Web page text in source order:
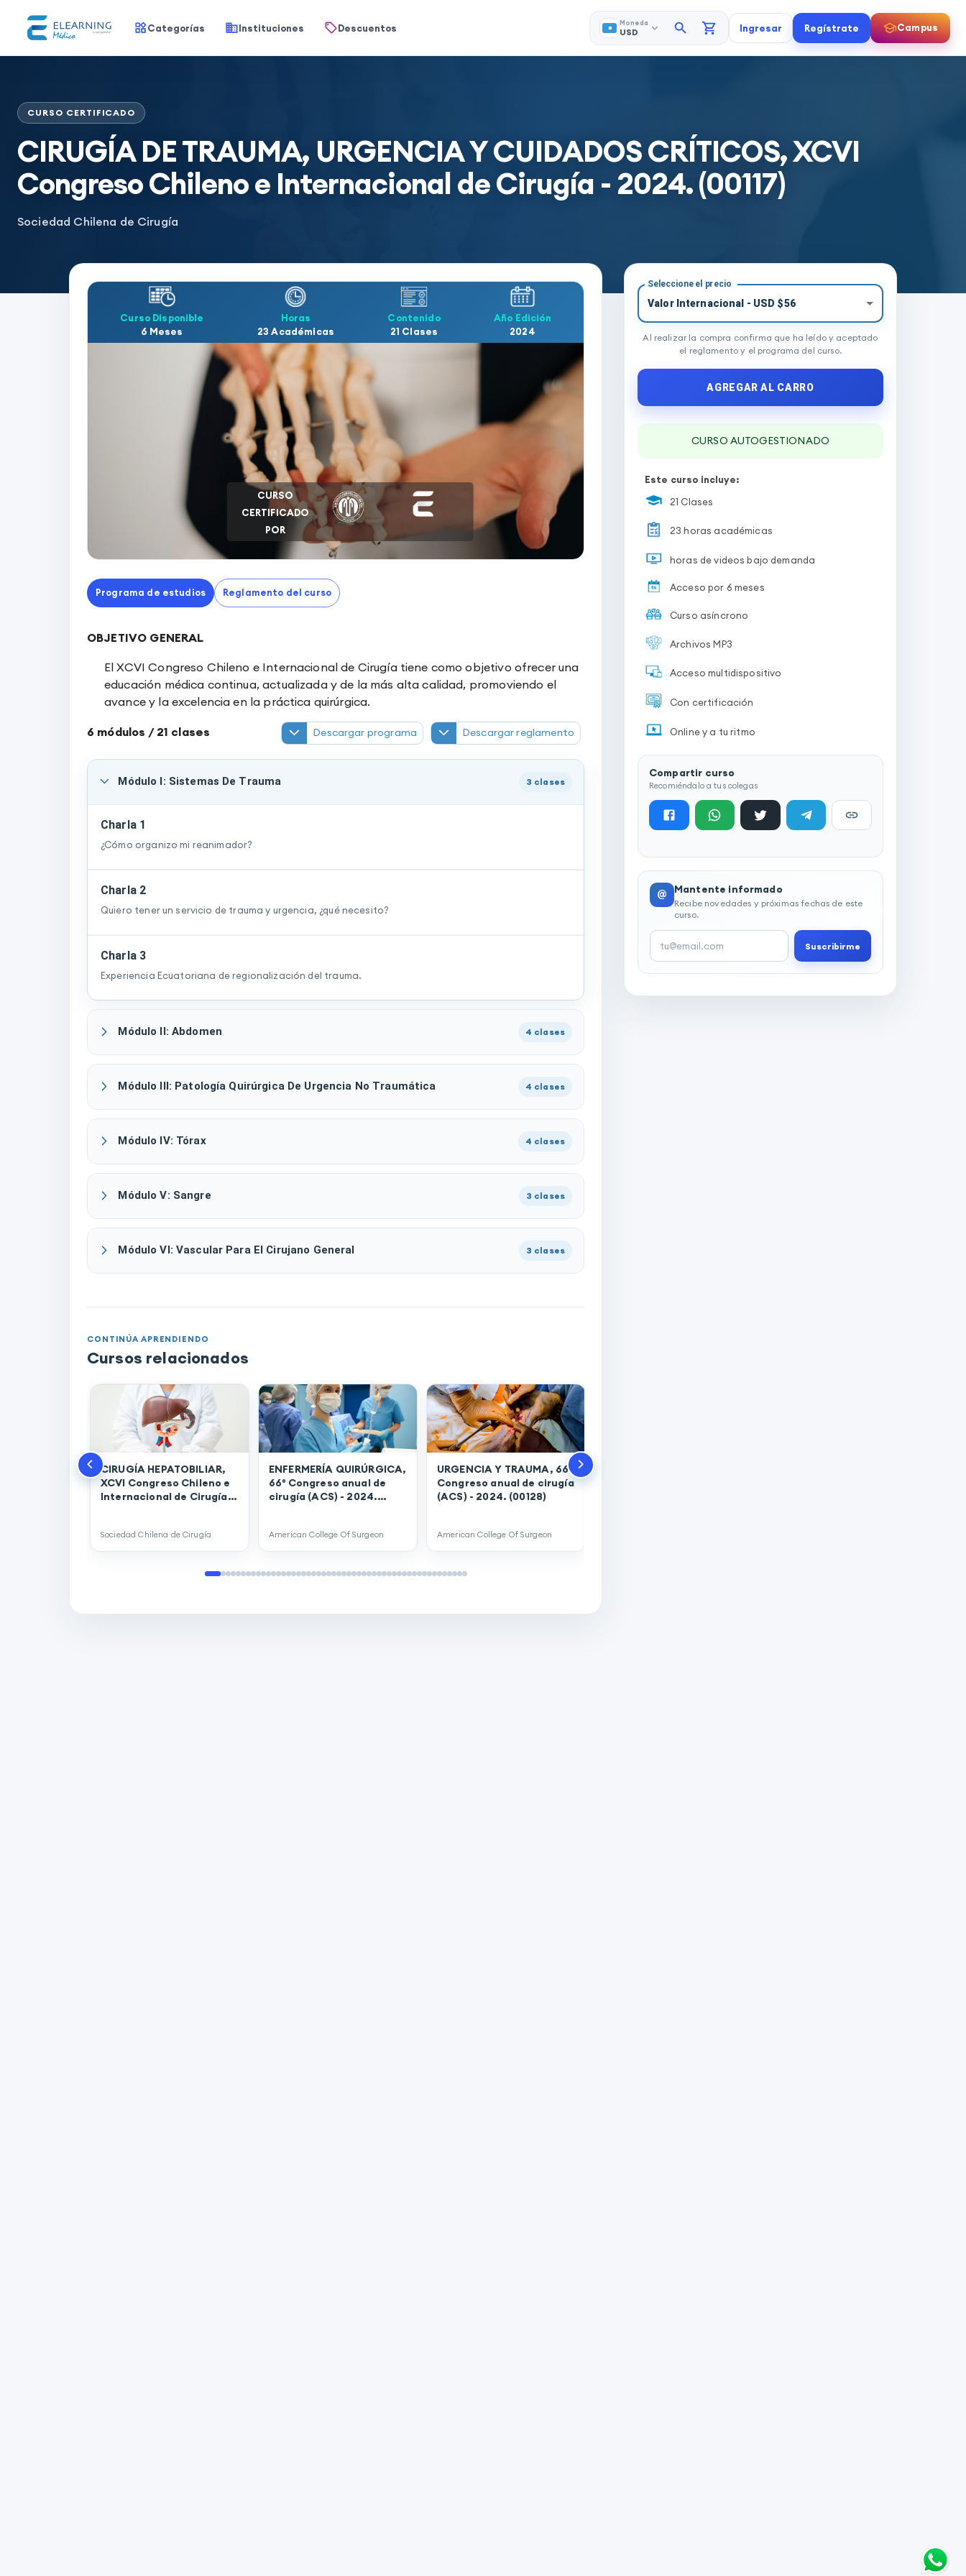
Categorías Instituciones Descuentos Moneda
USD Ingresar Regístrate Campus
CURSO CERTIFICADO
CIRUGÍA DE TRAUMA, URGENCIA Y CUIDADOS CRÍTICOS, XCVI
Congreso Chileno e Internacional de Cirugía - 2024. (00117)
Sociedad Chilena de Cirugía
Curso Disponible
6 Meses
Horas
23 Académicas
Contenido
21 Clases
Año Edición
2024
CURSO
CERTIFICADO
POR
Programa de estudios Reglamento del curso
OBJETIVO GENERAL
El XCVI Congreso Chileno e Internacional de Cirugía tiene como objetivo ofrecer una
educación médica continua, actualizada y de la más alta calidad, promoviendo el
avance y la excelencia en la práctica quirúrgica.
6 módulos / 21 clases Descargar programa Descargar reglamento
Módulo I: Sistemas De Trauma 3 clases
Charla 1
¿Cómo organizo mi reanimador?
Charla 2
Quiero tener un servicio de trauma y urgencia, ¿qué necesito?
Charla 3
Experiencia Ecuatoriana de regionalización del trauma.
Módulo II: Abdomen 4 clases
Módulo III: Patología Quirúrgica De Urgencia No Traumática 4 clases
Módulo IV: Tórax 4 clases
Módulo V: Sangre 3 clases
Módulo VI: Vascular Para El Cirujano General 3 clases
CONTINÚA APRENDIENDO
Cursos relacionados
CIRUGÍA HEPATOBILIAR,
XCVI Congreso Chileno e
Internacional de Cirugía -
Sociedad Chilena de Cirugía
ENFERMERÍA QUIRÚRGICA,
66° Congreso anual de
cirugía (ACS) - 2024.
American College Of Surgeon
URGENCIA Y TRAUMA, 66°
Congreso anual de cirugía
(ACS) - 2024. (00128)
American College Of Surgeon
Seleccione el precio
Valor Internacional - USD $56
Al realizar la compra confirma que ha leído y aceptado
el reglamento y el programa del curso.
AGREGAR AL CARRO
CURSO AUTOGESTIONADO
Este curso incluye:
21 Clases
23 horas académicas
horas de videos bajo demanda
Acceso por 6 meses
Curso asíncrono
Archivos MP3
Acceso multidispositivo
Con certificación
Online y a tu ritmo
Compartir curso
Recomiéndalo a tus colegas
@ Mantente informado
Recibe novedades y próximas fechas de este
curso.
Suscribirme